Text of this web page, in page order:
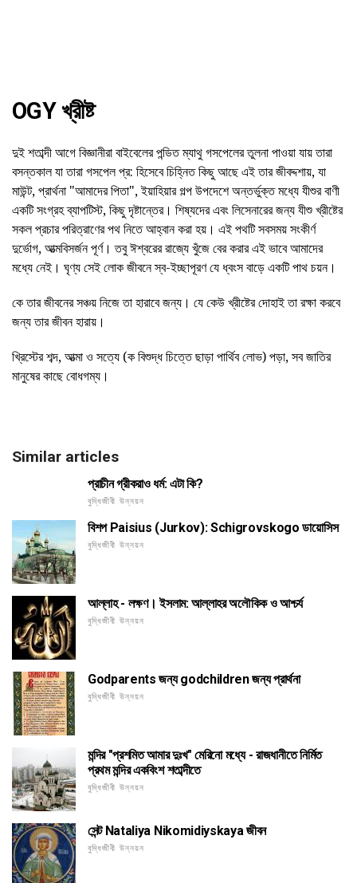
OGY খ্রীষ্ট
দুই শতাব্দী আগে বিজ্ঞানীরা বাইবেলের পন্ডিত ম্যাথু গসপেলের তুলনা পাওয়া যায় তারা
বসন্তকাল যা তারা গসপেল প্র: হিসেবে চিহ্নিত কিছু আছে এই তার জীবদ্দশায়, যা
মাউন্ট, প্রার্থনা "আমাদের পিতা", ইয়াহিয়ার গল্প উপদেশে অন্তর্ভুক্ত মধ্যে যীশুর বাণী
একটি সংগ্রহ ব্যাপটিস্ট, কিছু দৃষ্টান্তের। শিষ্যদের এবং লিসেনারের জন্য যীশু খ্রীষ্টের
সকল প্রচার পরিত্রাণের পথ নিতে আহ্বান করা হয়। এই পথটি সবসময় সংকীর্ণ
দুর্ভোগ, আত্মবিসর্জন পূর্ণ। তবু ঈশ্বরের রাজ্যে খুঁজে বের করার এই ভাবে আমাদের
মধ্যে নেই। ঘৃণ্য সেই লোক জীবনে স্ব-ইচ্ছাপূরণ যে ধ্বংস বাড়ে একটি পাথ চয়ন।
কে তার জীবনের সঞ্চয় নিজে তা হারাবে জন্য। যে কেউ খ্রীষ্টের দোহাই তা রক্ষা করবে
জন্য তার জীবন হারায়।
খ্রিস্টের শব্দ, আত্মা ও সত্যে (ক বিশুদ্ধ চিত্তে ছাড়া পার্থিব লোভ) পড়া, সব জাতির
মানুষের কাছে বোধগম্য।
Similar articles
প্রাচীন গ্রীকরাও ধর্ম: এটা কি?
বুদ্ধিজীবী উন্নয়ন
বিশপ Paisius (Jurkov): Schigrovskogo ডায়োসিস
বুদ্ধিজীবী উন্নয়ন
আল্লাহ - লক্ষণ। ইসলাম: আল্লাহর অলৌকিক ও আশ্চর্য
বুদ্ধিজীবী উন্নয়ন
Godparents জন্য godchildren জন্য প্রার্থনা
বুদ্ধিজীবী উন্নয়ন
মন্দির "প্রশমিত আমার দুঃখ" মেরিনো মধ্যে - রাজধানীতে নির্মিত
প্রথম মন্দির একবিংশ শতাব্দীতে
বুদ্ধিজীবী উন্নয়ন
সেন্ট Nataliya Nikomidiyskaya জীবন
বুদ্ধিজীবী উন্নয়ন